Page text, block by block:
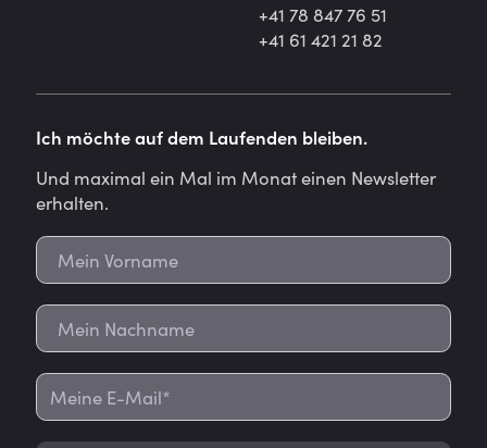
+41 78 847 76 51
+41 61 421 21 82
Ich möchte auf dem Laufenden bleiben.
Und maximal ein Mal im Monat einen Newsletter
erhalten.